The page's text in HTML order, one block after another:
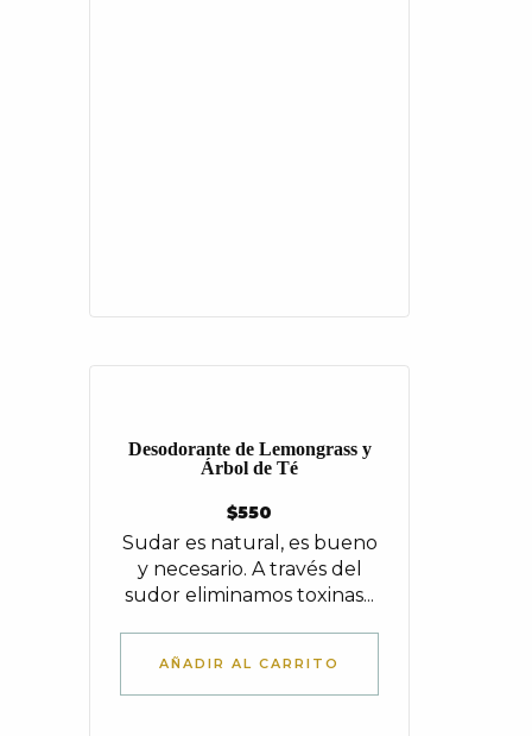
Desodorante de Lemongrass y
Árbol de Té
$550
Sudar es natural, es bueno
y necesario. A través del
sudor eliminamos toxinas...
AÑADIR AL CARRITO